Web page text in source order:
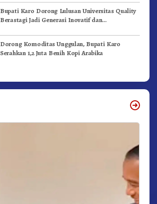
Bupati Karo Dorong Lulusan Universitas Quality
Berastagi Jadi Generasi Inovatif dan
Dorong Komoditas Unggulan, Bupati Karo
Serahkan 1,2 Juta Benih Kopi Arabika